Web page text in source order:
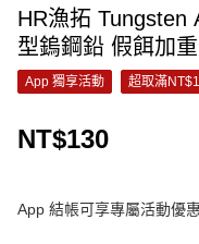
HR漁拓 Tungsten
型鎢鋼鉛 假餌加
App 獨享活動 超取滿
NT$130
App 結帳可享專屬活動優